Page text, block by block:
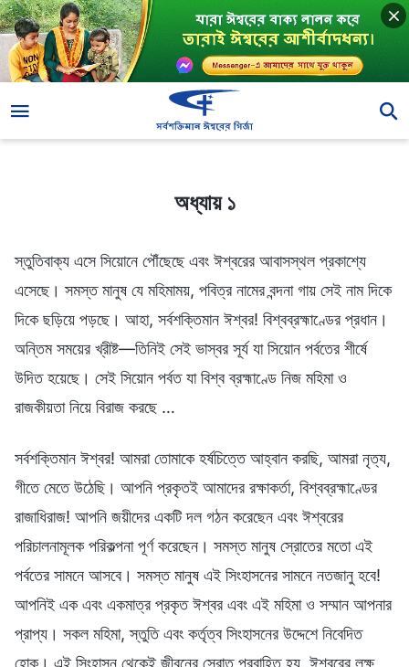
অধ্যায় ১
স্তুতিবাক্য এসে সিয়োনে পৌঁছেছে এবং ঈশ্বরের আবাসস্থল প্রকাশ্যে
এসেছে। সমস্ত মানুষ যে মহিমাময়, পবিত্র নামের বন্দনা গায় সেই নাম দিকে
দিকে ছড়িয়ে পড়ছে। আহা, সর্বশক্তিমান ঈশ্বর! বিশ্বব্রহ্মাণ্ডের প্রধান।
অন্তিম সময়ের খ্রীষ্ট—তিনিই সেই ভাস্বর সূর্য যা সিয়োন পর্বতের শীর্ষে
উদিত হয়েছে। সেই সিয়োন পর্বত যা বিশ্ব ব্রহ্মাণ্ডে নিজ মহিমা ও
রাজকীয়তা নিয়ে বিরাজ করছে …
সর্বশক্তিমান ঈশ্বর! আমরা তোমাকে হর্ষচিত্তে আহ্বান করছি, আমরা নৃত্য,
গীতে মেতে উঠেছি। আপনি প্রকৃতই আমাদের রক্ষাকর্তা, বিশ্বব্রহ্মাণ্ডের
রাজাধিরাজ! আপনি জয়ীদের একটি দল গঠন করেছেন এবং ঈশ্বরের
পরিচালনামূলক পরিকল্পনা পূর্ণ করেছেন। সমস্ত মানুষ স্রোতের মতো এই
পর্বতের সামনে আসবে। সমস্ত মানুষ এই সিংহাসনের সামনে নতজানু হবে!
আপনিই এক এবং একমাত্র প্রকৃত ঈশ্বর এবং এই মহিমা ও সম্মান আপনার
প্রাপ্য। সকল মহিমা, স্তুতি এবং কর্তৃত্ব সিংহাসনের উদ্দেশে নিবেদিত
হোক। এই সিংহাসন থেকেই জীবনের স্রোত প্রবাহিত হয়, ঈশ্বরের লক্ষ